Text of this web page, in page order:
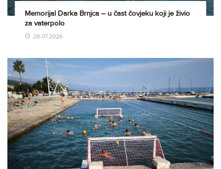
Memorijal Darka Brnjca – u čast čovjeku koji je živio
za vaterpolo
28.07.2026